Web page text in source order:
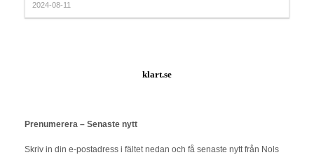
2024-08-11
klart.se
Prenumerera – Senaste nytt
Skriv in din e-postadress i fältet nedan och få senaste nytt från Nols